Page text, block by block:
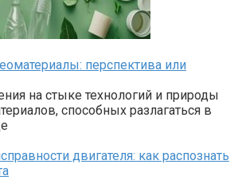
перспектива или
на стыке технологий и природы
способных разлагаться в
двигателя: как распознать